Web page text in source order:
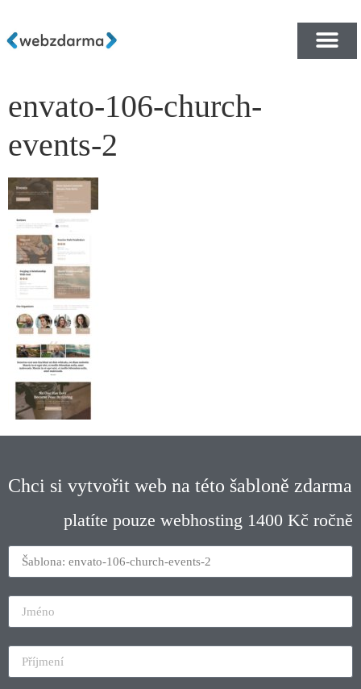
envato-106-church-
events-2
Chci si vytvořit web na této šabloně zdarma
platíte pouze webhosting 1400 Kč ročně